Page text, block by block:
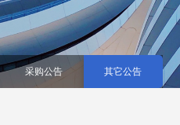
采购公告 其它公告